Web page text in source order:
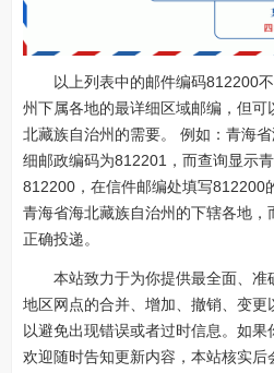
以上列表中的邮件编码812200
州下属各地的最详细区域邮编，但
北藏族自治州的需要。 例如：青海
细邮政编码为812201，而查询显示
812200，在信件邮编处填写812200
青海省海北藏族自治州的下辖各地
正确投递。
本站致力于为你提供最全面、
地区网点的合并、增加、撤销、变
以避免出现错误或者过时信息。如果
欢迎随时告知更新内容，本站核实